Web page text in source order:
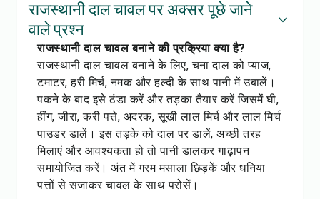
राजस्थानी दाल चावल पर अक्सर पूछे जाने
वाले प्रश्न
राजस्थानी दाल चावल बनाने की प्रक्रिया क्या है?
राजस्थानी दाल चावल बनाने के लिए, चना दाल को प्याज,
टमाटर, हरी मिर्च, नमक और हल्दी के साथ पानी में उबालें।
पकने के बाद इसे ठंडा करें और तड़का तैयार करें जिसमें घी,
हींग, जीरा, करी पत्ते, अदरक, सूखी लाल मिर्च और लाल मिर्च
पाउडर डालें। इस तड़के को दाल पर डालें, अच्छी तरह
मिलाएं और आवश्यकता हो तो पानी डालकर गाढ़ापन
समायोजित करें। अंत में गरम मसाला छिड़कें और धनिया
पत्तों से सजाकर चावल के साथ परोसें।